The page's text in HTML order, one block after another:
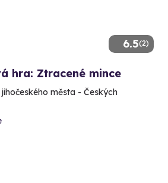
6.5(2)
hra: Ztracené mince
města - Českých